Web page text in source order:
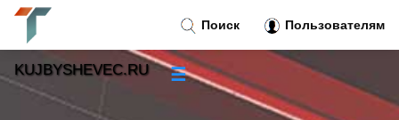
Поиск Пользователям
KUJBYSHEVEC.RU ☰